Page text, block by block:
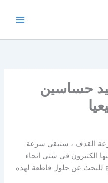
حساسين
القذف ، ستبقي سرعة
الكثيرون في شتي انحاء
للبحث عن حلول قاطعة لهذه